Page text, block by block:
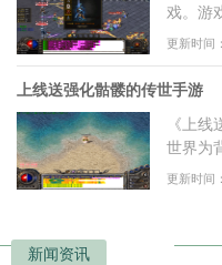
戏。游
验，让
更新时间
上线送强化骷髅的传世手游
《上
世界为
色的玩
更新时间
新闻资讯